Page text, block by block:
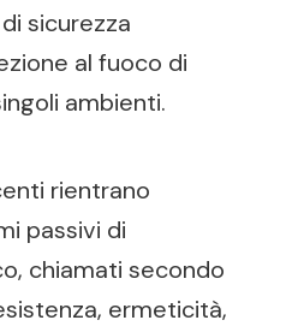
sicurezza
al fuoco di
ambienti.
rientrano
passivi di
chiamati secondo
ermeticità,